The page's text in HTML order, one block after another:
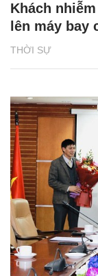
THỜI SỰ
Khách
lên máy bay